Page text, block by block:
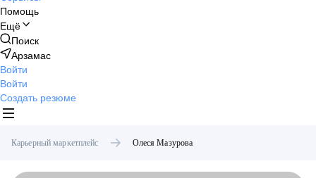
Помощь
Ещё
Поиск
Арзамас
Войти
Войти
Создать резюме
Карьерный маркетплейс Олеся Мазурова